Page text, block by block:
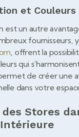
et Couleurs
est un autre
fournisseurs,
, offrent la
qui
de créer une
dans votre
Stores